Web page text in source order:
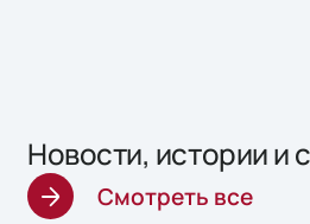
Новости, истории и
Смотреть все